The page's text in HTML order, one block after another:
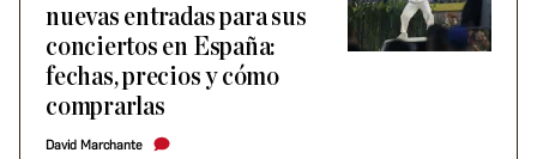
nuevas entradas para sus
conciertos en España:
fechas, precios y cómo
comprarlas
David Marchante